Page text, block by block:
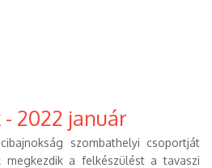
2022 január
szombathelyi csoportját
a felkészülést a tavaszi